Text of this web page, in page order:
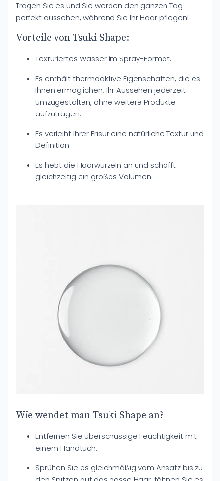
Tragen Sie es und Sie werden den ganzen Tag
perfekt aussehen, während Sie Ihr Haar pflegen!
Vorteile von Tsuki Shape:
Texturiertes Wasser im Spray-Format.
Es enthält thermoaktive Eigenschaften, die es
Ihnen ermöglichen, Ihr Aussehen jederzeit
umzugestalten, ohne weitere Produkte
aufzutragen.
Es verleiht Ihrer Frisur eine natürliche Textur und
Definition.
Es hebt die Haarwurzeln an und schafft
gleichzeitig ein großes Volumen.
Wie wendet man Tsuki Shape an?
Entfernen Sie überschüssige Feuchtigkeit mit
einem Handtuch.
Sprühen Sie es gleichmäßig vom Ansatz bis zu